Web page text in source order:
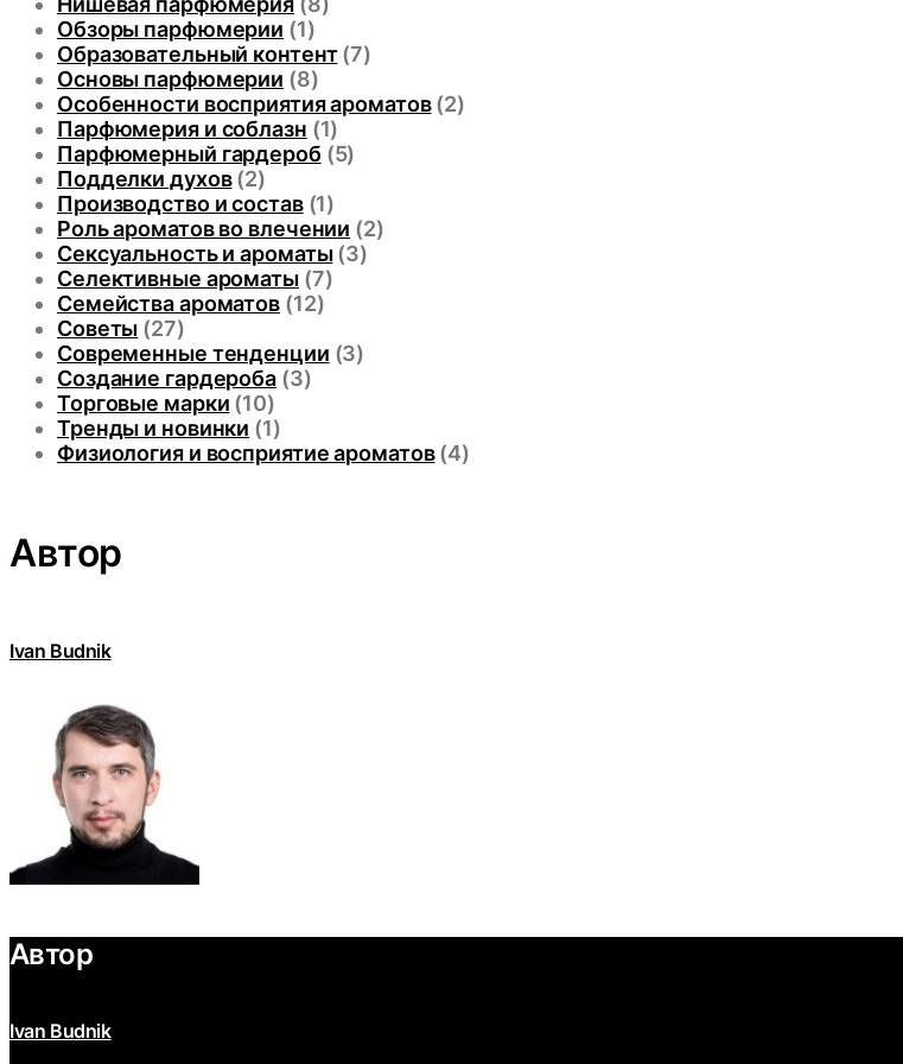
Обзоры парфюмерии (1)
Образовательный контент(7)
Основы парфюмерии (8)
Особенности восприятия ароматов(2)
Парфюмерия и соблазн (1)
Парфюмерный гардероб (5)
Подделки духов(2)
Производство и состав(1)
Роль ароматов во влечении (2)
Сексуальность и ароматы(3)
Селективные ароматы(7)
Семейства ароматов(12)
Советы (27)
Современные тенденции (3)
Создание гардероба(3)
Торговые марки (10)
Тренды и новинки (1)
Физиология и восприятие ароматов(4)
Автор
Ivan Budnik
Автор
Ivan Budnik